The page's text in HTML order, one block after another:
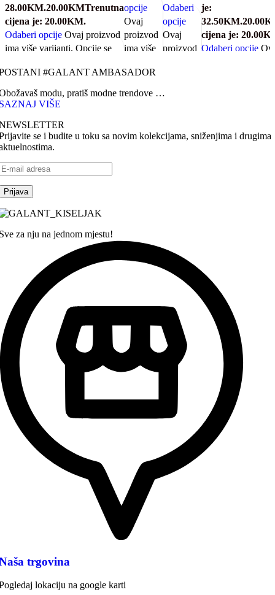
28.00KM.20.00KMTrenutna
cijena je: 20.00KM.
Odaberi opcije Ovaj proizvod
ima više varijanti. Opcije se
proizvoda
Quick view
opcije
Ovaj
proizvod
ima više
Opcije se
mogu
proizvoda
Odaberi
opcije
Ovaj
proizvod
stranici
je:
32.50KM.20.00
cijena je:
Odaberi opcije
#GALANT AMBASADOR
modu, pratiš modne trendove …
VIŠE
se i budite u toku sa novim kolekcijama, sniženjima i drugima
za nju na jednom mjestu!
trgovina
lokaciju na google karti